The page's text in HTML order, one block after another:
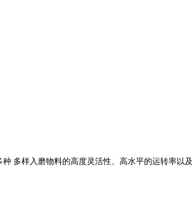
多样入磨物料的高度灵活性、高水平的运转率以